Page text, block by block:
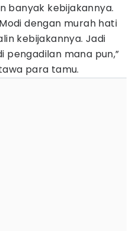
banyak kebijakannya.
dengan murah hati
kebijakannya. Jadi
pengadilan mana pun,”
para tamu.